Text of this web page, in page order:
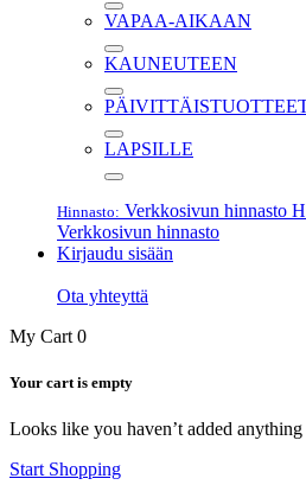
VAPAA-AIKAAN
KAUNEUTEEN
LAPSILLE
Hinnasto: Verkkosivun hinnasto
Verkkosivun hinnasto
Kirjaudu sisään
Ota yhteyttä
My Cart 0
Your cart is empty
Looks like you haven’t added
Start Shopping